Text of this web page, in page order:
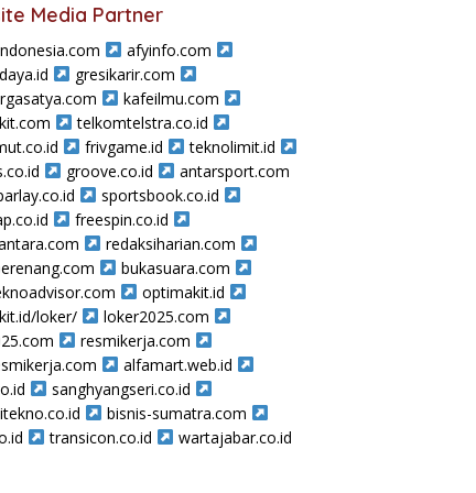
Media Partner
afyinfo.com
gresikarir.com
kafeilmu.com
telkomtelstra.co.id
frivgame.id
teknolimit.id
groove.co.id
antarsport.com
sportsbook.co.id
freespin.co.id
redaksiharian.com
bukasuara.com
optimakit.id
loker/
loker2025.com
resmikerja.com
alfamart.web.id
sanghyangseri.co.id
bisnis-sumatra.com
transicon.co.id wartajabar.co.id